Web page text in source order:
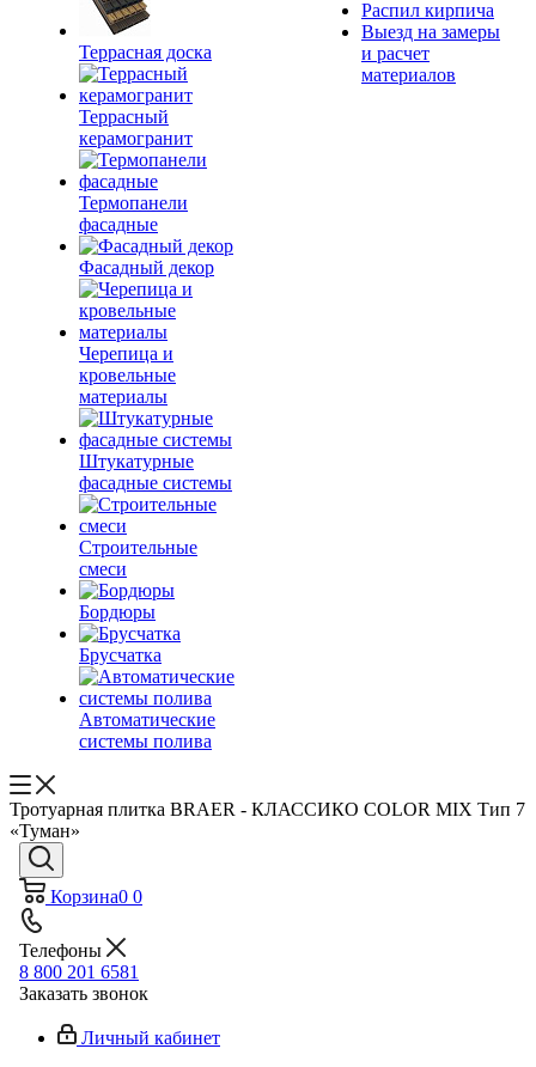
Террасная доска
Террасный
керамогранит
Термопанели
фасадные
Фасадный декор
Черепица и
кровельные
материалы
Штукатурные
фасадные системы
Строительные
смеси
Бордюры
Брусчатка
Автоматические
системы полива
Распил кирпича
Выезд на замеры
и расчет
материалов
Тротуарная плитка BRAER - КЛАССИКО COLOR MIX Тип 7
«Туман»
Корзина0 0
Телефоны
8 800 201 6581
Заказать звонок
Личный кабинет